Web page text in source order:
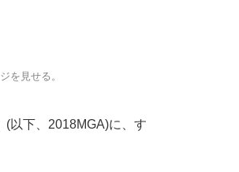
を見せる。
(以下、2018MGA)に、す